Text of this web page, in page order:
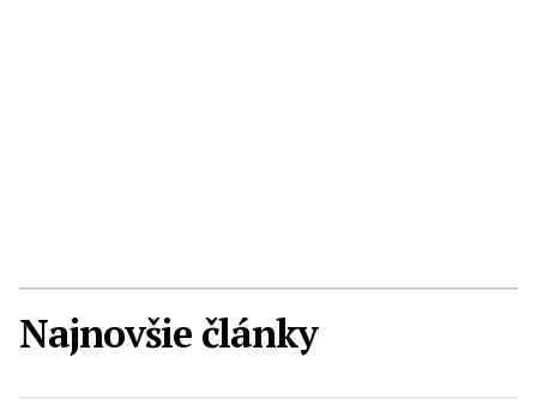
Najnovšie články